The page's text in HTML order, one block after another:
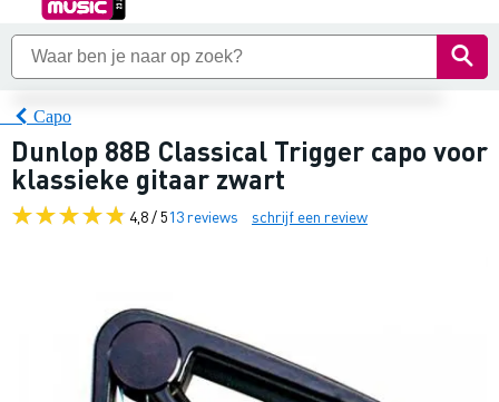
Capo
Dunlop 88B Classical Trigger capo voor
klassieke gitaar zwart
4,8 / 513 reviews schrijf een review